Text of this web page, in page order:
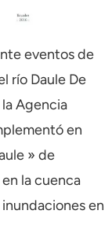
eventos de
río Daule De
Agencia
en
» de
la cuenca
en